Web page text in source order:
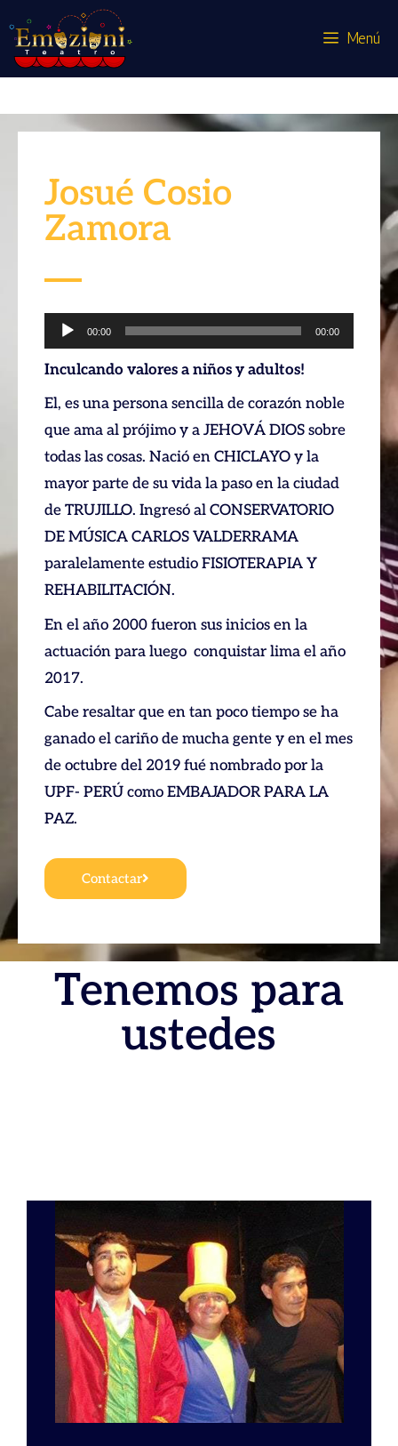
Menú
Nosotros
Josué Cosio
Zamora
Reproductor
de
audio
00:00 00:00
Inculcando valores a niños y adultos!
El, es una persona sencilla de corazón noble
que ama al prójimo y a JEHOVÁ DIOS sobre
todas las cosas. Nació en CHICLAYO y la
mayor parte de su vida la paso en la ciudad
de TRUJILLO. Ingresó al CONSERVATORIO
DE MÚSICA CARLOS VALDERRAMA
paralelamente estudio FISIOTERAPIA Y
REHABILITACIÓN.
En el año 2000 fueron sus inicios en la
actuación para luego conquistar lima el año
2017.
Cabe resaltar que en tan poco tiempo se ha
ganado el cariño de mucha gente y en el mes
de octubre del 2019 fué nombrado por la
UPF- PERÚ como EMBAJADOR PARA LA
PAZ.
Contactar
Tenemos para
ustedes